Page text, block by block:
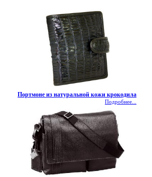
Портмоне из натуральной кожи крокодила
Подробнее...